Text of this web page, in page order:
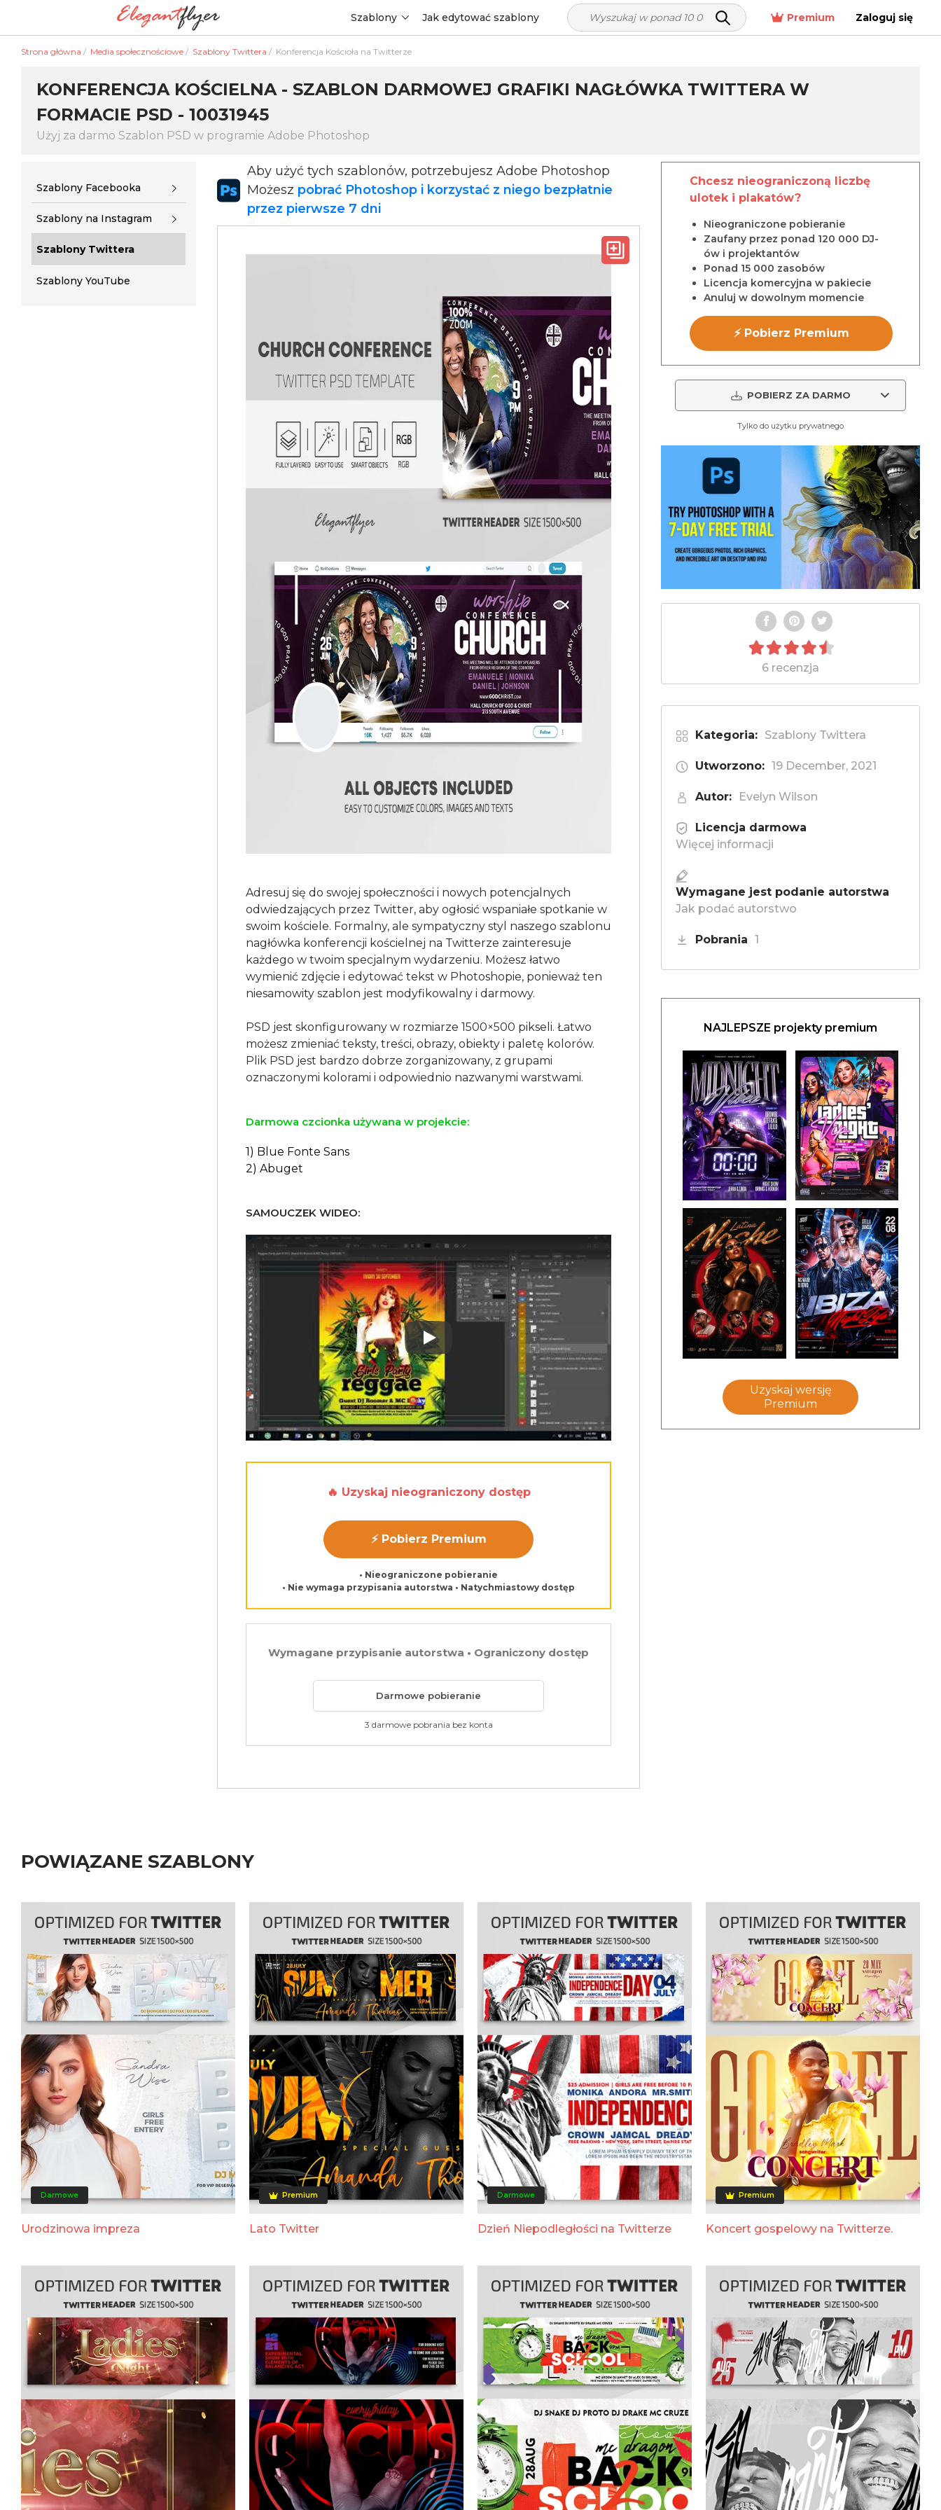
Szablony Jak edytować szablony Premium Zaloguj się
Strona główna / Media społecznościowe / Szablony Twittera / Konferencja Kościoła na Twitterze
KONFERENCJA KOŚCIELNA - SZABLON DARMOWEJ GRAFIKI NAGŁÓWKA TWITTERA W
FORMACIE PSD - 10031945
Użyj za darmo Szablon PSD w programie Adobe Photoshop
Szablony Facebooka
Szablony na Instagram
Szablony Twittera
Szablony YouTube
Aby użyć tych szablonów, potrzebujesz Adobe Photoshop
Możesz pobrać Photoshop i korzystać z niego bezpłatnie
przez pierwsze 7 dni
Adresuj się do swojej społeczności i nowych potencjalnych
odwiedzających przez Twitter, aby ogłosić wspaniałe spotkanie w
swoim kościele. Formalny, ale sympatyczny styl naszego szablonu
nagłówka konferencji kościelnej na Twitterze zainteresuje
każdego w twoim specjalnym wydarzeniu. Możesz łatwo
wymienić zdjęcie i edytować tekst w Photoshopie, ponieważ ten
niesamowity szablon jest modyfikowalny i darmowy.
PSD jest skonfigurowany w rozmiarze 1500×500 pikseli. Łatwo
możesz zmieniać teksty, treści, obrazy, obiekty i paletę kolorów.
Plik PSD jest bardzo dobrze zorganizowany, z grupami
Darmowa czcionka używana w projekcie:
1) Blue Fonte Sans
2) Abuget
SAMOUCZEK WIDEO:
Play: Keynote (Google I/O '18)
🔥 Uzyskaj nieograniczony dostęp
⚡ Pobierz Premium
• Nieograniczone pobieranie
• Nie wymaga przypisania autorstwa • Natychmiastowy dostęp
Wymagane przypisanie autorstwa • Ograniczony dostęp
Darmowe pobieranie
3 darmowe pobrania bez konta
Chcesz nieograniczoną liczbę
ulotek i plakatów?
Nieograniczone pobieranie
Zaufany przez ponad 120 000 DJ-
ów i projektantów
Ponad 15 000 zasobów
Licencja komercyjna w pakiecie
Anuluj w dowolnym momencie
⚡ Pobierz Premium
POBIERZ ZA DARMO
Tylko do użytku prywatnego
6 recenzja
Kategoria: Szablony Twittera
Utworzono: 19 December, 2021
Autor: Evelyn Wilson
Licencja darmowa
Więcej informacji
Wymagane jest podanie autorstwa
Jak podać autorstwo
Pobrania 1
NAJLEPSZE projekty premium
Uzyskaj wersję
Premium
POWIĄZANE SZABLONY
Darmowe
Urodzinowa impreza
Premium
Lato Twitter
Darmowe
Dzień Niepodległości na Twitterze
Premium
Koncert gospelowy na Twitterze.